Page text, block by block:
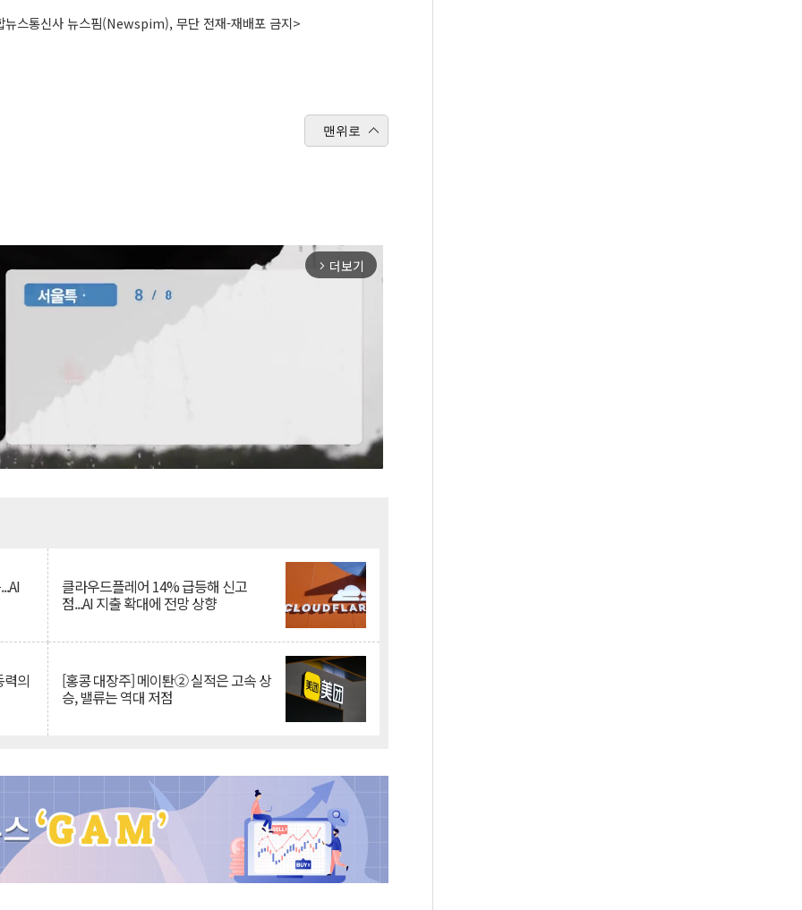
뉴스통신사 뉴스핌(Newspim), 무단 전재-재배포 금지>
맨위로
arrow_forward_ios 더보기
클라우드플레어 14% 급등해 신고
점...AI 지출 확대에 전망 상향
의 [홍콩 대장주] 메이퇀② 실적은 고속 상
승, 밸류는 역대 저점